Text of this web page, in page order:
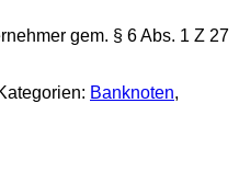
gem. § 6 Abs. 1 Z 27
Banknoten,